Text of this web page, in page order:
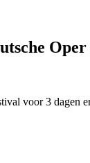
voor 3 dagen